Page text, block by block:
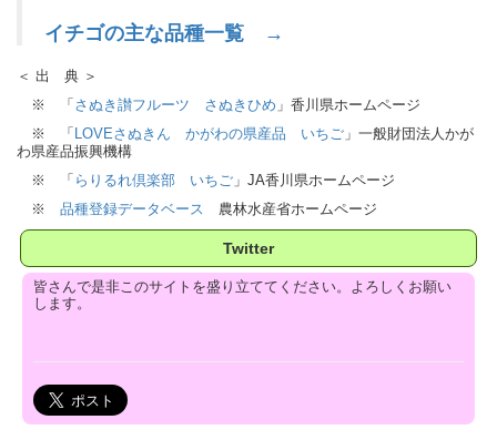
イチゴの主な品種一覧 →
＜ 出 典 ＞
※ 「さぬき讃フルーツ さぬきひめ 」香川県ホームページ
※ 「LOVEさぬきん かがわの県産品 いちご 」一般財団法人かが
わ県産品振興機構
※ 「 らりるれ倶楽部 いちご 」JA香川県ホームページ
※ 品種登録データベース 農林水産省ホームページ
Twitter
皆さんで是非このサイトを盛り立ててください。よろしくお願い
します。